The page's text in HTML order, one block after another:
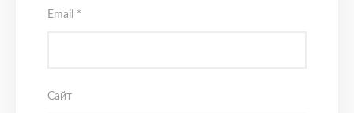
Email *
Сайт